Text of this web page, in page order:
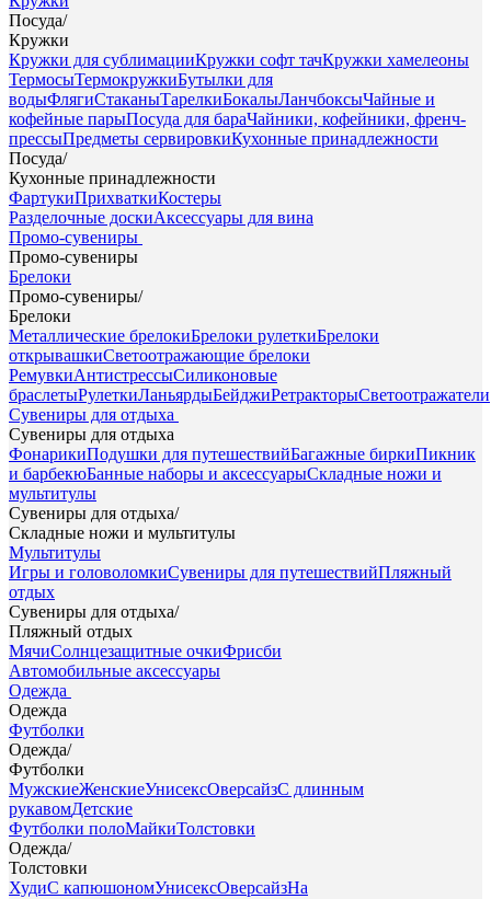
Посуда/
Кружки
Кружки для сублимацииКружки софт тачКружки хамелеоны
ТермосыТермокружкиБутылки для
водыФлягиСтаканыТарелкиБокалыЛанчбоксыЧайные и
кофейные парыПосуда для бараЧайники, кофейники, френч-
прессыПредметы сервировкиКухонные принадлежности
Посуда/
Кухонные принадлежности
ФартукиПрихваткиКостеры
Разделочные доскиАксессуары для вина
Промо-сувениры
Промо-сувениры
Брелоки
Промо-сувениры/
Брелоки
Металлические брелокиБрелоки рулеткиБрелоки
открывашкиСветоотражающие брелоки
РемувкиАнтистрессыСиликоновые
браслетыРулеткиЛаньярдыБейджиРетракторыСветоотражатели
Сувениры для отдыха
Сувениры для отдыха
ФонарикиПодушки для путешествийБагажные биркиПикник
и барбекюБанные наборы и аксессуарыСкладные ножи и
мультитулы
Сувениры для отдыха/
Складные ножи и мультитулы
Мультитулы
Игры и головоломкиСувениры для путешествийПляжный
отдых
Сувениры для отдыха/
Пляжный отдых
МячиСолнцезащитные очкиФрисби
Автомобильные аксессуары
Одежда
Одежда
Футболки
Одежда/
Футболки
МужскиеЖенскиеУнисексОверсайзС длинным
рукавомДетские
Футболки полоМайкиТолстовки
Одежда/
Толстовки
ХудиС капюшономУнисексОверсайзНа